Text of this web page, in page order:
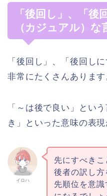
「後回し」、「後
（カジュアル）な
「後回し」、「後回し
非常にたくさんあります
「～は後で良い」とい
き」といった意味の表現
イロハ
先にすべき
後者の訳し
先順位を意